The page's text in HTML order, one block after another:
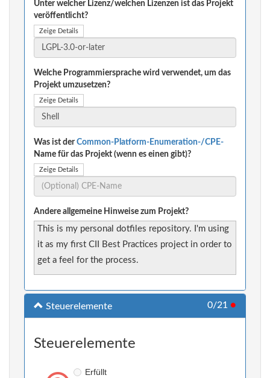
Unter welcher Lizenz/welchen Lizenzen ist das Projekt
veröffentlicht?
Zeige Details
Welche Programmiersprache wird verwendet, um das
Projekt umzusetzen?
Zeige Details
Was ist derCommon-Platform-Enumeration-/CPE-
Name für das Projekt (wenn es einen gibt)?
Zeige Details
Andere allgemeine Hinweise zum Projekt?
This is my personal dotfiles repository. I'm using
it as my first CII Best Practices project in order to
get a feel for the process.
Steuerelemente 0/21 ●
Steuerelemente
Erfüllt